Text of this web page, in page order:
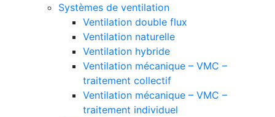
Systèmes de ventilation
Ventilation double flux
Ventilation naturelle
Ventilation hybride
Ventilation mécanique – VMC –
traitement collectif
Ventilation mécanique – VMC –
traitement individuel